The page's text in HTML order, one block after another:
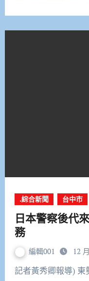
.綜合新聞 台中市
日本警察後代
務
編輯001 12
記者黃秀卿報導)